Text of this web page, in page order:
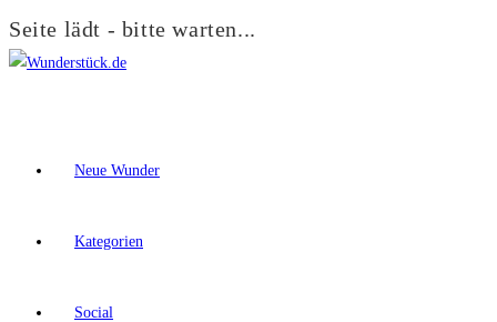
Seite lädt - bitte warten...
Zum
Neue Wunder
Kategorien
Social